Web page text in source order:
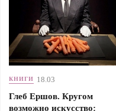
КНИГИ 18.03
Глеб Ершов. Кругом
возможно искусство: